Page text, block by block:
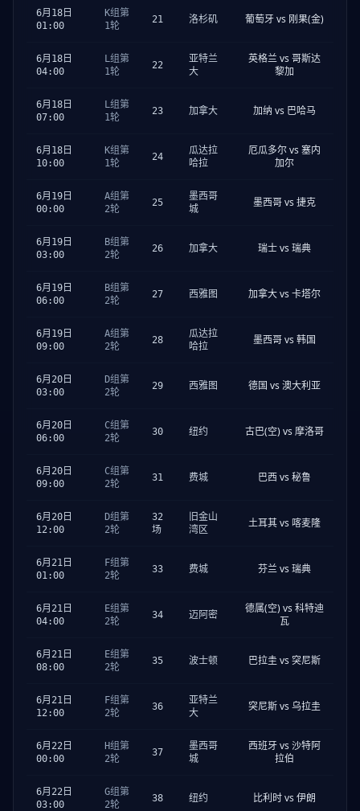
6月18日
01:00
K组第
1轮
21 洛杉矶 葡萄牙 vs 刚果(金)
6月18日
04:00
L组第
1轮
22
亚特兰
大
英格兰 vs 哥斯达
黎加
6月18日
07:00
L组第
1轮
23 加拿大 加纳 vs 巴哈马
6月18日
10:00
K组第
1轮
24
瓜达拉
哈拉
厄瓜多尔 vs 塞内
加尔
6月19日
00:00
A组第
2轮
25
墨西哥
城
墨西哥 vs 捷克
6月19日
03:00
B组第
2轮
26 加拿大 瑞士 vs 瑞典
6月19日
06:00
B组第
2轮
27 西雅图 加拿大 vs 卡塔尔
6月19日
09:00
A组第
2轮
28
瓜达拉
哈拉
墨西哥 vs 韩国
6月20日
03:00
D组第
2轮
29 西雅图 德国 vs 澳大利亚
6月20日
06:00
C组第
2轮
30 纽约 古巴(空) vs 摩洛哥
6月20日
09:00
C组第
2轮
31 费城 巴西 vs 秘鲁
6月20日
12:00
D组第
2轮
32
场
旧金山
湾区
土耳其 vs 喀麦隆
6月21日
01:00
F组第
2轮
33 费城 芬兰 vs 瑞典
6月21日
04:00
E组第
2轮
34 迈阿密
德属(空) vs 科特迪
瓦
6月21日
08:00
E组第
2轮
35 波士顿 巴拉圭 vs 突尼斯
6月21日
12:00
F组第
2轮
36
亚特兰
大
突尼斯 vs 乌拉圭
6月22日
00:00
H组第
2轮
37
墨西哥
城
西班牙 vs 沙特阿
拉伯
6月22日
03:00
G组第
2轮
38 纽约 比利时 vs 伊朗